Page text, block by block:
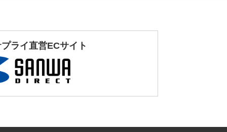
ライ直営ECサイト